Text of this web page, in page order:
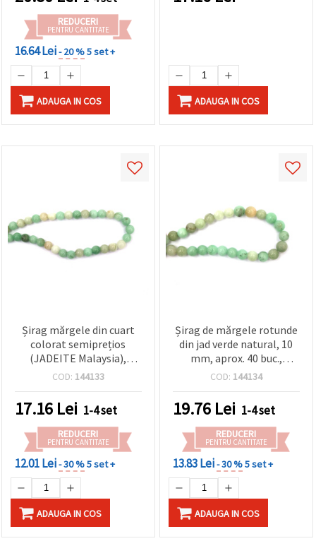
REDUCERI
PENTRU CANTITATE
16.64 Lei- 20 %5 set +
ADAUGA IN COS ADAUGA IN COS
Șirag mărgele din cuart
colorat semiprețios
(JADEITE Malaysia),
rotunde, verde, 8 mm ~ 48
COD: 144133
17.16 Lei 1-4 set
REDUCERI
PENTRU CANTITATE
12.01 Lei- 30 %5 set +
ADAUGA IN COS
Șirag de mărgele rotunde
din jad verde natural, 10
mm, aprox. 40 buc.,
pentru bijuterii handmade
COD: 144134
19.76 Lei 1-4 set
REDUCERI
PENTRU CANTITATE
13.83 Lei- 30 %5 set +
ADAUGA IN COS